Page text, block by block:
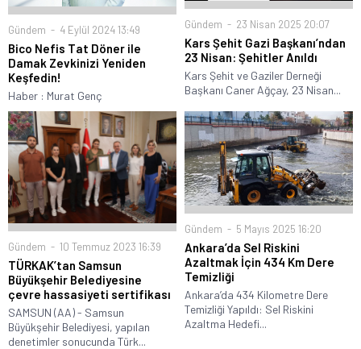
Gündem 4 Eylül 2024 13:49
Bico Nefis Tat Döner ile
Damak Zevkinizi Yeniden
Keşfedin!
Haber : Murat Genç
Gündem 23 Nisan 2025 20:07
Kars Şehit Gazi Başkanı’ndan
23 Nisan: Şehitler Anıldı
Kars Şehit ve Gaziler Derneği
Başkanı Caner Ağçay, 23 Nisan...
Gündem 10 Temmuz 2023 16:39
TÜRKAK’tan Samsun
Büyükşehir Belediyesine
çevre hassasiyeti sertifikası
SAMSUN (AA) - Samsun
Büyükşehir Belediyesi, yapılan
denetimler sonucunda Türk...
Gündem 5 Mayıs 2025 16:20
Ankara’da Sel Riskini
Azaltmak İçin 434 Km Dere
Temizliği
Ankara’da 434 Kilometre Dere
Temizliği Yapıldı: Sel Riskini
Azaltma Hedefi...